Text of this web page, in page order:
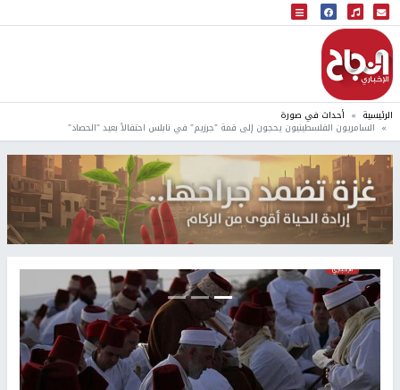
البث المباشر
إذاعة النجاح
الرئيسية أحداث في صورة
السامريون الفلسطينيون يحجون إلى قمة "جرزيم" في نابلس احتفالاً بعيد "الحصاد"